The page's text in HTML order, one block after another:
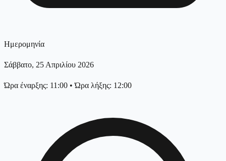
Ημερομηνία
Σάββατο, 25 Απριλίου 2026
Ώρα έναρξης: 11:00 •Ώρα λήξης: 12:00